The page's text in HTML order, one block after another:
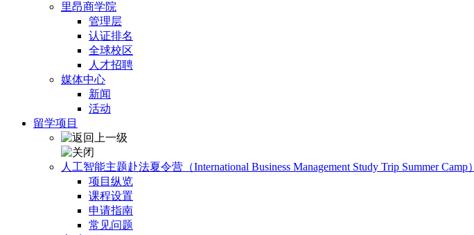
里昂商学院
管理层
认证排名
全球校区
人才招聘
媒体中心
新闻
活动
留学项目
人工智能主题赴法夏令营（International Business Management Study Trip Summer Camp）
项目纵览
课程设置
申请指南
常见问题